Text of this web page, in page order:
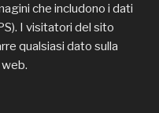
che includono i dati
I visitatori del sito
qualsiasi dato sulla